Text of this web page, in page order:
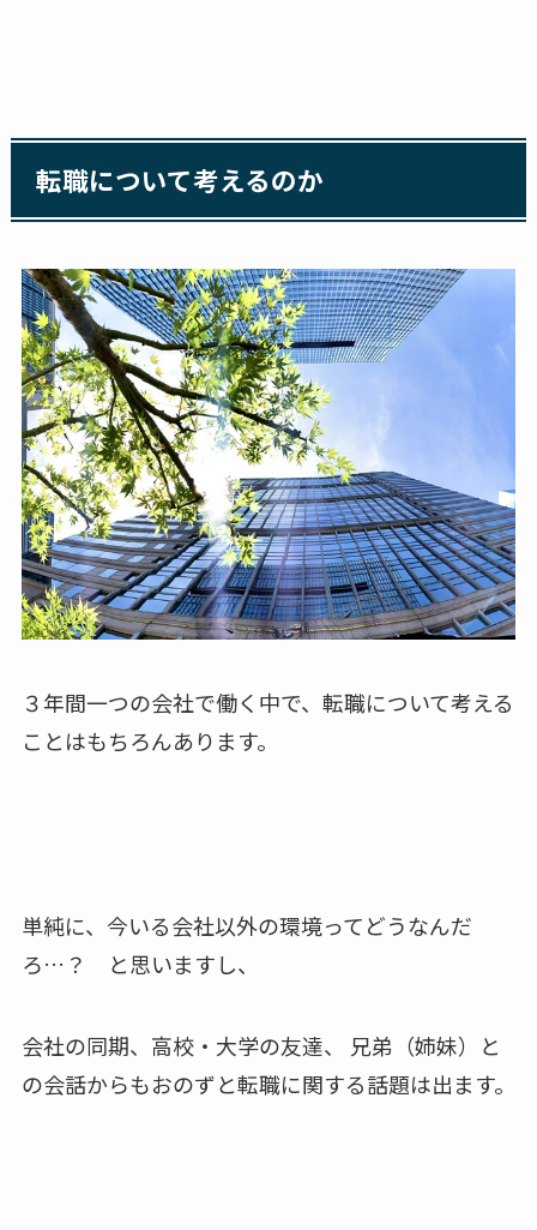
転職について考えるのか
３年間一つの会社で働く中で、転職について考える
ことはもちろんあります。
単純に、今いる会社以外の環境ってどうなんだ
ろ…？ と思いますし、
会社の同期、高校・大学の友達、 兄弟（姉妹）と
の会話からもおのずと転職に関する話題は出ます。